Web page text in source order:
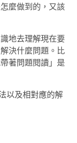
麼做到的，又該
地去理解現在要
決什麼問題。比
著問題閱讀」是
以及相對應的解